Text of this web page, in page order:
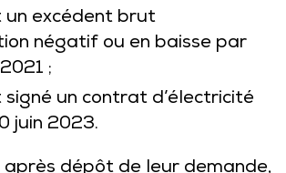
un excédent brut
négatif ou en baisse par
;
signé un contrat d’électricité
juin 2023.
après dépôt de leur demande,